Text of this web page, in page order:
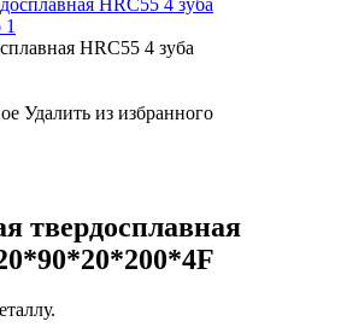
HRC55 4 зуба
Удалить из избранного
твердосплавная